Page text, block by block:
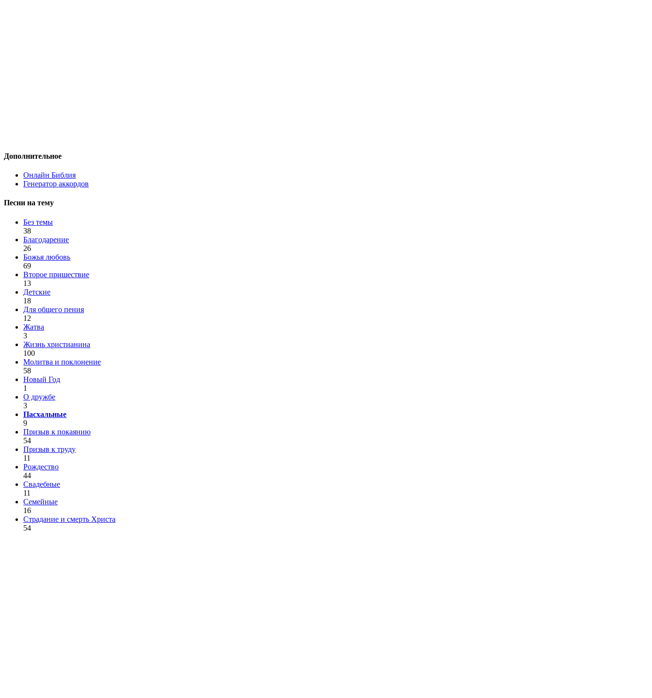
Дополнительное
Онлайн Библия
Генератор аккордов
Песни на тему
Без темы
38
Благодарение
26
Божья любовь
69
Второе пришествие
13
Детские
18
Для общего пения
12
Жатва
3
Жизнь христианина
100
Молитва и поклонение
58
Новый Год
1
О дружбе
3
Пасхальные
9
Призыв к покаянию
54
Призыв к труду
11
Рождество
44
Свадебные
11
Семейные
16
Страдание и смерть Христа
54